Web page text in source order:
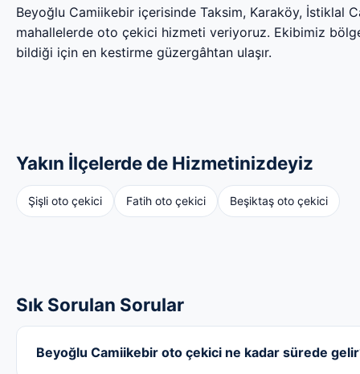
Beyoğlu Camiikebir içerisinde Taksim, Karaköy, İstiklal
mahallelerde oto çekici hizmeti veriyoruz. Ekibimiz
bildiği için en kestirme güzergâhtan ulaşır.
Yakın İlçelerde de Hizmetinizdeyiz
Şişli oto çekici Fatih oto çekici Beşiktaş oto çekici
Sık Sorulan Sorular
Beyoğlu Camiikebir oto çekici ne kadar sürede